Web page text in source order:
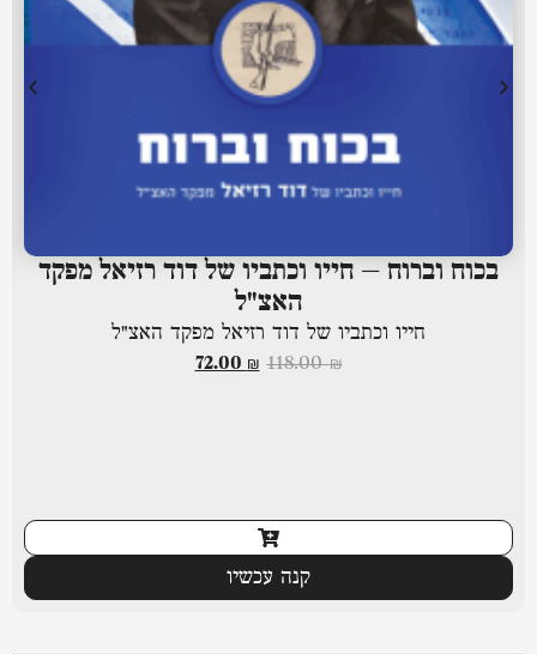
בכוח וברוח – חייו וכתביו של דוד רזיאל מפקד
האצ"ל
חייו וכתביו של דוד רזיאל מפקד האצ"ל
118.00₪
72.00 ₪
קנה עכשיו